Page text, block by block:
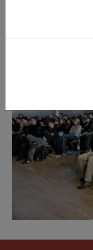
Literatur live in